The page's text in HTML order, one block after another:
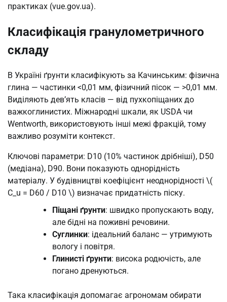
практиках (vue.gov.ua).
Класифікація гранулометричного
складу
В Україні ґрунти класифікують за Качинським: фізична
глина — частинки <0,01 мм, фізичний пісок — >0,01 мм.
Виділяють дев’ять класів — від пухкопіщаних до
важкоглинистих. Міжнародні шкали, як USDA чи
Wentworth, використовують інші межі фракцій, тому
важливо розуміти контекст.
Ключові параметри: D10 (10% частинок дрібніші), D50
(медіана), D90. Вони показують однорідність
матеріалу. У будівництві коефіцієнт неоднорідності \(
C_u = D60 / D10 \) визначає придатність піску.
Піщані ґрунти: швидко пропускають воду,
але бідні на поживні речовини.
Суглинки: ідеальний баланс — утримують
вологу і повітря.
Глинисті ґрунти: висока родючість, але
погано дренуються.
Така класифікація допомагає агрономам обирати